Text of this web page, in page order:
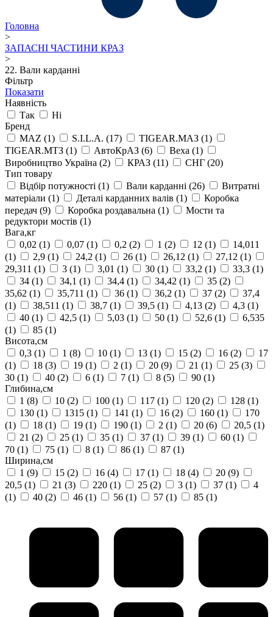
Головна
>
ЗАПАСНІ ЧАСТИНИ КРАЗ
>
22. Вали карданні
Фільтр
Показати
Наявність
Так
Ні
Бренд
MAZ (1) S.I.L.A. (17) TIGEAR.МАЗ (1)
TIGEAR.МТЗ (1) АвтоКрАЗ (6) Веха (1)
Виробництво Україна (2) КРАЗ (11) СНГ (20)
Тип товару
Відбір потужності (1) Вали карданні (26)
Витратні
матеріали (1) Деталі карданних валів (1)
Коробка
передач (9) Коробка роздавальна (1)
Мости та
редуктори мостів (1)
Вага,кг
0,02 (1) 0,07 (1) 0,2 (2) 1 (2) 12 (1)
14,011
(1)
2,9 (1) 24,2 (1) 26 (1) 26,12 (1) 27,12 (1)
29,311 (1) 3 (1) 3,01 (1) 30 (1) 33,2 (1) 33,3 (1)
34 (1) 34,1 (1) 34,4 (1) 34,42 (1) 35 (2)
35,62 (1) 35,711 (1) 36 (1) 36,2 (1) 37 (2)
37,4
(1)
38,511 (1) 38,7 (1) 39,5 (1) 4,13 (2) 4,3 (1)
40 (1) 42,5 (1) 5,03 (1) 50 (1) 52,6 (1)
6,535
(1)
85 (1)
Висота,см
0,3 (1) 1 (8) 10 (1) 13 (1) 15 (2) 16 (2)
17
(1)
18 (3) 19 (1) 2 (1) 20 (9) 21 (1) 25 (3)
30 (1) 40 (2) 6 (1) 7 (1) 8 (5) 90 (1)
Глибина,см
1 (8) 10 (2) 100 (1) 117 (1) 120 (2) 128 (1)
130 (1) 1315 (1) 141 (1) 16 (2) 160 (1)
170
(1)
18 (1) 19 (1) 190 (1) 2 (1) 20 (6) 20,5 (1)
21 (2) 25 (1) 35 (1) 37 (1) 39 (1) 60 (1)
70 (1) 75 (1) 8 (1) 86 (1) 87 (1)
Ширина,см
1 (9) 15 (2) 16 (4) 17 (1) 18 (4) 20 (9)
20,5 (1) 21 (3) 220 (1) 25 (2) 3 (1) 37 (1)
4
(1)
40 (2) 46 (1) 56 (1) 57 (1) 85 (1)